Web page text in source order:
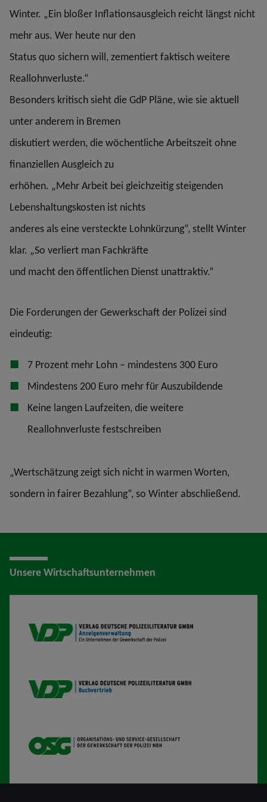
Winter. „Ein bloßer Inflationsausgleich reicht längst nicht
mehr aus. Wer heute nur den
Status quo sichern will, zementiert faktisch weitere
Reallohnverluste.“
Besonders kritisch sieht die GdP Pläne, wie sie aktuell
unter anderem in Bremen
diskutiert werden, die wöchentliche Arbeitszeit ohne
finanziellen Ausgleich zu
erhöhen. „Mehr Arbeit bei gleichzeitig steigenden
Lebenshaltungskosten ist nichts
anderes als eine versteckte Lohnkürzung“, stellt Winter
klar. „So verliert man Fachkräfte
und macht den öffentlichen Dienst unattraktiv.“
Die Forderungen der Gewerkschaft der Polizei sind
eindeutig:
7 Prozent mehr Lohn – mindestens 300 Euro
Mindestens 200 Euro mehr für Auszubildende
Keine langen Laufzeiten, die weitere
Reallohnverluste festschreiben
„Wertschätzung zeigt sich nicht in warmen Worten,
sondern in fairer Bezahlung“, so Winter abschließend.
Unsere Wirtschaftsunternehmen
VDP AV
VDP B
OSG